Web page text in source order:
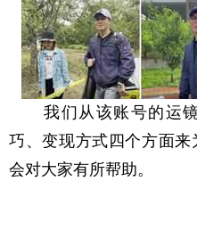
我们从该账号的运镜
巧、变现方式四个方面
会对大家有所帮助。